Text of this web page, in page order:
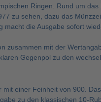
Ringen. Rund um
zu sehen, dazu das
die Ausgabe sofort
zusammen mit der
Gegenpol zu den
einer Feinheit von 900.
zu den klassischen 10-